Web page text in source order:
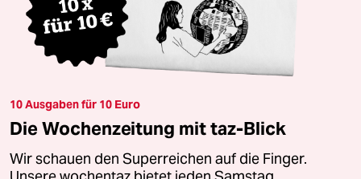
10 Ausgaben für 10 Euro
Die Wochenzeitung mit taz-Blick
Wir schauen den Superreichen auf die Finger.